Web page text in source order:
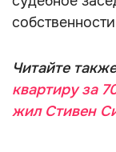
собственности
Читайте
квартиру за
жил Стивен